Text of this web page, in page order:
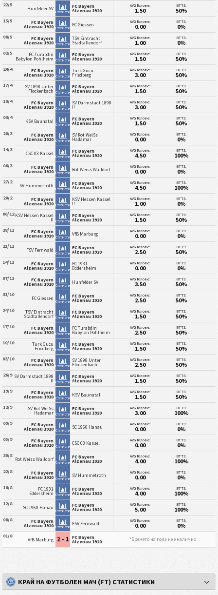
22/5
Hunfelder SV Статистика
FC Bayern
Alzenau 1920
AVG Голове:
1.50
BTTS:
50%
15/5 FC Bayern
Alzenau 1920 СтатистикаFC Giessen AVG Голове:
0.00
BTTS:
0%
08/5 FC Bayern
Alzenau 1920 Статистика
TSV Eintracht
Stadtallendorf
AVG Голове:
1.00
BTTS:
0%
02/5 FC Turabdin
Babylon Pohlheim Статистика
FC Bayern
Alzenau 1920
AVG Голове:
1.50
BTTS:
50%
24/4 FC Bayern
Alzenau 1920 Статистика
Turk Gucu
Friedberg
AVG Голове:
3.00
BTTS:
50%
17/4 SV 1898 Unter
Flockenbach Статистика
FC Bayern
Alzenau 1920
AVG Голове:
1.50
BTTS:
50%
10/4 FC Bayern
Alzenau 1920 Статистика
SV Darmstadt 1898
II
AVG Голове:
3.00
BTTS:
50%
03/4
KSV Baunatal Статистика
FC Bayern
Alzenau 1920
AVG Голове:
1.50
BTTS:
50%
20/3 FC Bayern
Alzenau 1920 Статистика
SV Rot WeiSs
Hadamar
AVG Голове:
0.00
BTTS:
0%
14/3
CSC 03 Kassel Статистика
FC Bayern
Alzenau 1920
AVG Голове:
4.50
BTTS:
100%
06/3 FC Bayern
Alzenau 1920 СтатистикаRot Weiss Walldorf AVG Голове:
0.00
BTTS:
0%
27/2
SV Hummetroth Статистика
FC Bayern
Alzenau 1920
AVG Голове:
4.50
BTTS:
100%
20/2 FC Bayern
Alzenau 1920 Статистика
KSV Hessen Kassel
II
AVG Голове:
1.00
BTTS:
0%
06/12 KSV Hessen Kassel
II Статистика
FC Bayern
Alzenau 1920
AVG Голове:
1.50
BTTS:
50%
28/11 FC Bayern
Alzenau 1920 СтатистикаVfB Marburg AVG Голове:
0.00
BTTS:
0%
21/11
FSV Fernwald Статистика
FC Bayern
Alzenau 1920
AVG Голове:
2.50
BTTS:
50%
14/11 FC Bayern
Alzenau 1920 Статистика
FC 1931
Eddersheim
AVG Голове:
0.00
BTTS:
0%
07/11 FC Bayern
Alzenau 1920 СтатистикаHunfelder SV AVG Голове:
3.50
BTTS:
50%
31/10
FC Giessen Статистика
FC Bayern
Alzenau 1920
AVG Голове:
2.50
BTTS:
50%
24/10 TSV Eintracht
Stadtallendorf Статистика
FC Bayern
Alzenau 1920
AVG Голове:
1.50
BTTS:
50%
17/10 FC Bayern
Alzenau 1920 Статистика
FC Turabdin
Babylon Pohlheim
AVG Голове:
2.50
BTTS:
50%
10/10 Turk Gucu
Friedberg Статистика
FC Bayern
Alzenau 1920
AVG Голове:
1.50
BTTS:
50%
03/10 FC Bayern
Alzenau 1920 Статистика
SV 1898 Unter
Flockenbach
AVG Голове:
2.50
BTTS:
50%
26/9 SV Darmstadt 1898
II Статистика
FC Bayern
Alzenau 1920
AVG Голове:
1.50
BTTS:
50%
19/9 FC Bayern
Alzenau 1920 СтатистикаKSV Baunatal AVG Голове:
1.50
BTTS:
50%
12/9 SV Rot WeiSs
Hadamar Статистика
FC Bayern
Alzenau 1920
AVG Голове:
3.00
BTTS:
100%
09/9 FC Bayern
Alzenau 1920 СтатистикаSC 1960 Hanau AVG Голове:
0.00
BTTS:
0%
05/9 FC Bayern
Alzenau 1920 СтатистикаCSC 03 Kassel AVG Голове:
0.00
BTTS:
0%
30/8
Rot Weiss Walldorf Статистика
FC Bayern
Alzenau 1920
AVG Голове:
4.00
BTTS:
100%
22/8 FC Bayern
Alzenau 1920 СтатистикаSV Hummetroth AVG Голове:
0.00
BTTS:
0%
16/8 FC 1931
Eddersheim Статистика
FC Bayern
Alzenau 1920
AVG Голове:
4.00
BTTS:
100%
12/8
SC 1960 Hanau Статистика
FC Bayern
Alzenau 1920
AVG Голове:
5.00
BTTS:
100%
08/8 FC Bayern
Alzenau 1920 СтатистикаFSV Fernwald AVG Голове:
0.00
BTTS:
0%
01/8
VfB Marburg 2 - 1 FC Bayern
Alzenau 1920 *Времето на гола не е налично
КРАЙ НА ФУТБОЛЕН МАЧ (FT) СТАТИСТИКИ